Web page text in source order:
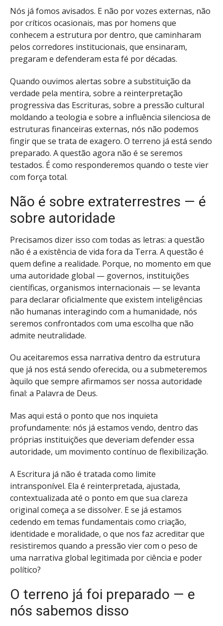
Nós já fomos avisados. E não por vozes externas, não
por críticos ocasionais, mas por homens que
conhecem a estrutura por dentro, que caminharam
pelos corredores institucionais, que ensinaram,
pregaram e defenderam esta fé por décadas.
Quando ouvimos alertas sobre a substituição da
verdade pela mentira, sobre a reinterpretação
progressiva das Escrituras, sobre a pressão cultural
moldando a teologia e sobre a influência silenciosa de
estruturas financeiras externas, nós não podemos
fingir que se trata de exagero. O terreno já está sendo
preparado. A questão agora não é se seremos
testados. É como responderemos quando o teste vier
com força total.
Não é sobre extraterrestres — é
sobre autoridade
Precisamos dizer isso com todas as letras: a questão
não é a existência de vida fora da Terra. A questão é
quem define a realidade. Porque, no momento em que
uma autoridade global — governos, instituições
científicas, organismos internacionais — se levanta
para declarar oficialmente que existem inteligências
não humanas interagindo com a humanidade, nós
seremos confrontados com uma escolha que não
admite neutralidade.
Ou aceitaremos essa narrativa dentro da estrutura
que já nos está sendo oferecida, ou a submeteremos
àquilo que sempre afirmamos ser nossa autoridade
final: a Palavra de Deus.
Mas aqui está o ponto que nos inquieta
profundamente: nós já estamos vendo, dentro das
próprias instituições que deveriam defender essa
autoridade, um movimento contínuo de flexibilização.
A Escritura já não é tratada como limite
intransponível. Ela é reinterpretada, ajustada,
contextualizada até o ponto em que sua clareza
original começa a se dissolver. E se já estamos
cedendo em temas fundamentais como criação,
identidade e moralidade, o que nos faz acreditar que
resistiremos quando a pressão vier com o peso de
uma narrativa global legitimada por ciência e poder
político?
O terreno já foi preparado — e
nós sabemos disso